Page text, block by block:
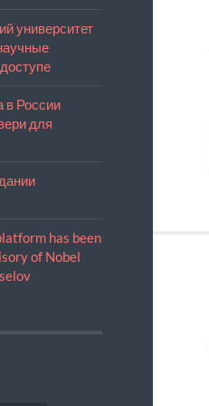
университет
в России
для
has been
of Nobel